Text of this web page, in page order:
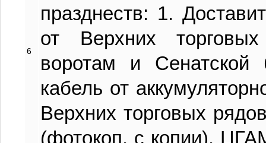
6
празднеств: 1.
от Верхних
воротам и
кабель от
Верхних торговых
(фотокоп. с копии).